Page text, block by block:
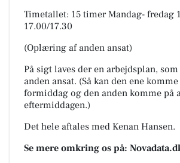
Timetallet: 15 timer Mandag- fredag
17.00/17.30
(Oplæring af anden ansat)
På sigt laves der en arbejdsplan,
anden ansat. (Så kan den ene
formiddag og den anden komme på
eftermiddagen.)
Det hele aftales med Kenan Hansen.
Se mere omkring os på: